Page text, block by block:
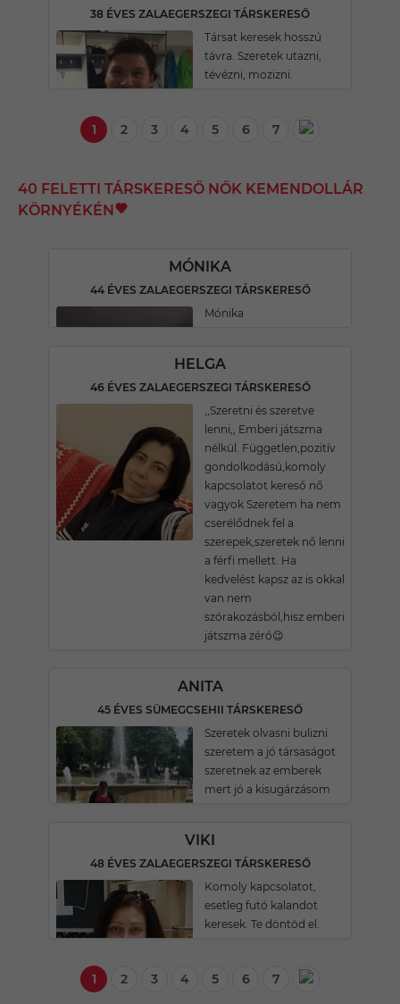
38 ÉVES ZALAEGERSZEGI TÁRSKERESŐ
Társat keresek hosszú
távra. Szeretek utazni,
tévézni, mozizni.
1 2 3 4 5 6 7
40 FELETTI TÁRSKERESŐ NŐK KEMENDOLLÁR
KÖRNYÉKÉN
MÓNIKA
44 ÉVES ZALAEGERSZEGI TÁRSKERESŐ
Mónika
HELGA
46 ÉVES ZALAEGERSZEGI TÁRSKERESŐ
,,Szeretni és szeretve
lenni,, Emberi játszma
nélkül. Független,pozitív
gondolkodású,komoly
kapcsolatot kereső nő
vagyok Szeretem ha nem
cserélődnek fel a
szerepek,szeretek nő lenni
a férfi mellett. Ha
kedvelést kapsz az is okkal
van nem
szórakozásból,hisz emberi
játszma zéró😉
ANITA
45 ÉVES SÜMEGCSEHII TÁRSKERESŐ
Szeretek olvasni bulizni
szeretem a jó társaságot
szeretnek az emberek
mert jó a kisugárzásom
VIKI
48 ÉVES ZALAEGERSZEGI TÁRSKERESŐ
Komoly kapcsolatot,
esetleg futó kalandot
keresek. Te döntöd el.
1 2 3 4 5 6 7